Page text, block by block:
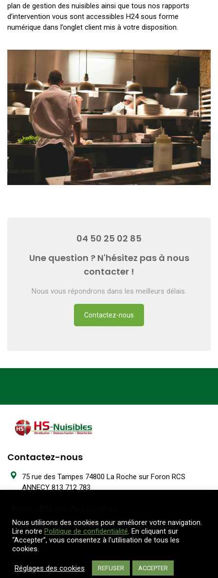
plan de gestion des nuisibles ainsi que tous nos rapports
d’intervention vous sont accessibles H24 sous forme
numérique dans l’onglet client mis à votre disposition.
04 50 25 02 85
Une question ? N'hésitez pas à nous
contacter !
Nous vous répondrons dans les meilleurs délais.
Contactez-nous
Contactez-nous
75 rue des Tampes 74800 La Roche sur Foron RCS
ANNECY 813 712 783
Lun-Jeu: 8:30 – 12:15 / 13:45 - 18:00 Ven: 8:30 - 18:00
Ecrivez-nous
Nous utilisons des cookies pour améliorer votre navigation.
Lire notre Politique de confidentialité. En cliquant sur
“Accepter”, vous consentez à l'utilisation de tous les
cookies.
Réglages des cookies REFUSER ACCEPTER